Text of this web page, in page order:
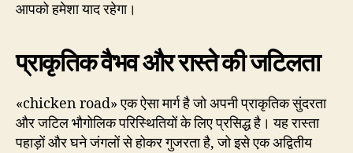
आपको हमेशा याद रहेगा।
प्राकृतिक वैभव और रास्ते की जटिलता
«chicken road» एक ऐसा मार्ग है जो अपनी प्राकृतिक सुंदरता
और जटिल भौगोलिक परिस्थितियों के लिए प्रसिद्ध है। यह रास्ता
पहाड़ों और घने जंगलों से होकर गुजरता है, जो इसे एक अद्वितीय